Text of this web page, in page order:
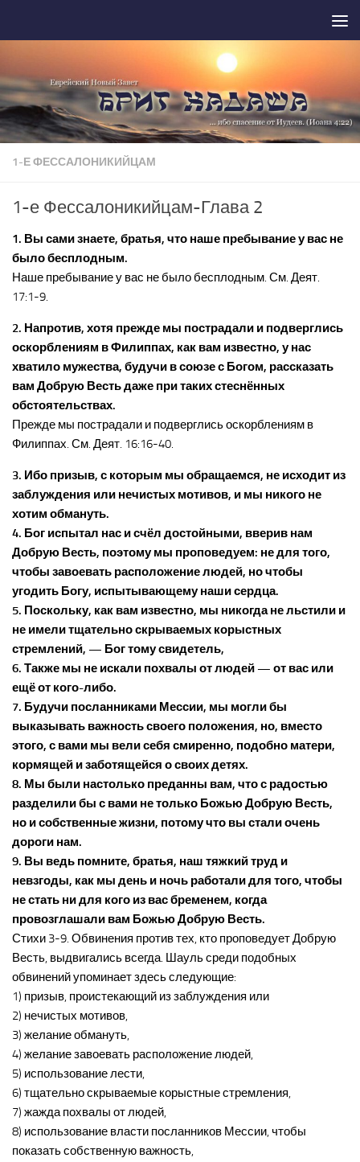
1-Е ФЕССАЛОНИКИЙЦАМ
1-е Фессалоникийцам-Глава 2
1. Вы сами знаете, братья, что наше пребывание у вас не
было бесплодным.
Наше пребывание у вас не было бесплодным. См. Деят.
17:1-9.
2. Напротив, хотя прежде мы пострадали и подверглись
оскорблениям в Филиппах, как вам известно, у нас
хватило мужества, будучи в союзе с Богом, рассказать
вам Добрую Весть даже при таких стеснённых
обстоятельствах.
Прежде мы пострадали и подверглись оскорблениям в
Филиппах. См. Деят. 16:16-40.
3. Ибо призыв, с которым мы обращаемся, не исходит из
заблуждения или нечистых мотивов, и мы никого не
хотим обмануть.
4. Бог испытал нас и счёл достойными, вверив нам
Добрую Весть, поэтому мы проповедуем: не для того,
чтобы завоевать расположение людей, но чтобы
угодить Богу, испытывающему наши сердца.
5. Поскольку, как вам известно, мы никогда не льстили и
не имели тщательно скрываемых корыстных
стремлений, — Бог тому свидетель,
6. Также мы не искали похвалы от людей — от вас или
ещё от кого-либо.
7. Будучи посланниками Мессии, мы могли бы
выказывать важность своего положения, но, вместо
этого, с вами мы вели себя смиренно, подобно матери,
кормящей и заботящейся о своих детях.
8. Мы были настолько преданны вам, что с радостью
разделили бы с вами не только Божью Добрую Весть,
но и собственные жизни, потому что вы стали очень
дороги нам.
9. Вы ведь помните, братья, наш тяжкий труд и
невзгоды, как мы день и ночь работали для того, чтобы
не стать ни для кого из вас бременем, когда
провозглашали вам Божью Добрую Весть.
Стихи 3-9. Обвинения против тех, кто проповедует Добрую
Весть, выдвигались всегда. Шауль среди подобных
обвинений упоминает здесь следующие:
1) призыв, проистекающий из заблуждения или
2) нечистых мотивов,
3) желание обмануть,
4) желание завоевать расположение людей,
5) использование лести,
6) тщательно скрываемые корыстные стремления,
7) жажда похвалы от людей,
8) использование власти посланников Мессии, чтобы
показать собственную важность,